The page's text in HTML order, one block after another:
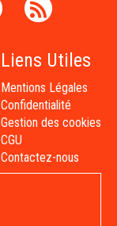
Liens Utiles
Mentions Légales
Confidentialité
Gestion des cookies
CGU
Contactez-nous